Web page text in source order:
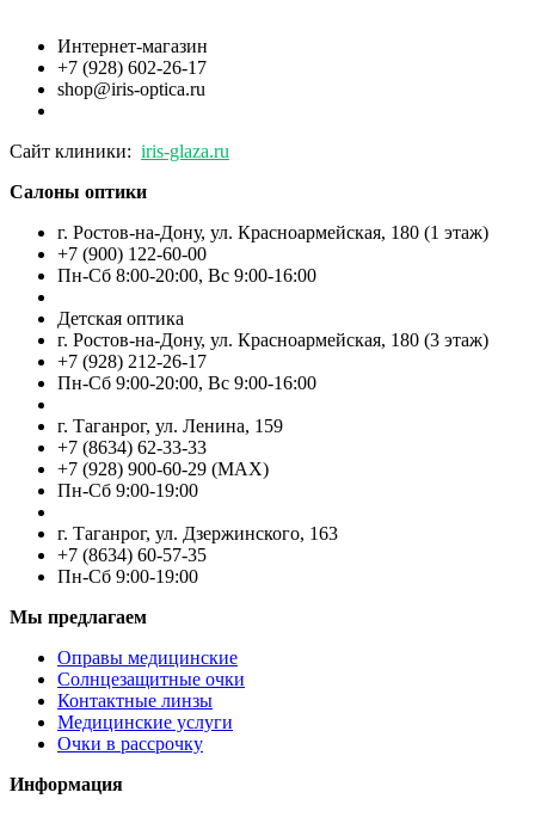
Интернет-магазин
+7 (928) 602-26-17
shop@iris-optica.ru
Сайт клиники: iris-glaza.ru
Салоны оптики
г. Ростов-на-Дону, ул. Красноармейская, 180 (1 этаж)
+7 (900) 122-60-00
Пн-Cб 8:00-20:00, Вс 9:00-16:00
Детская оптика
г. Ростов-на-Дону, ул. Красноармейская, 180 (3 этаж)
+7 (928) 212-26-17
Пн-Cб 9:00-20:00, Вс 9:00-16:00
г. Таганрог, ул. Ленина, 159
+7 (8634) 62-33-33
+7 (928) 900-60-29 (MAX)
Пн-Cб 9:00-19:00
г. Таганрог, ул. Дзержинского, 163
+7 (8634) 60-57-35
Пн-Сб 9:00-19:00
Мы предлагаем
Оправы медицинские
Солнцезащитные очки
Контактные линзы
Медицинские услуги
Очки в рассрочку
Информация